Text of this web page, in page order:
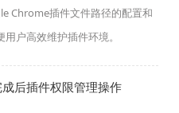
Chrome插件文件路径的配置和
户高效维护插件环境。
后插件权限管理操作